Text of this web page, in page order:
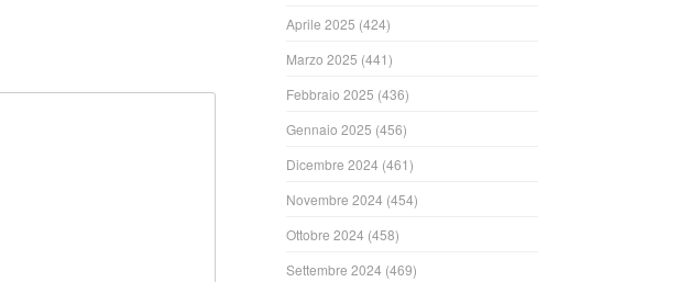
Aprile 2025 (424)
Marzo 2025 (441)
Febbraio 2025 (436)
Gennaio 2025 (456)
Dicembre 2024 (461)
Novembre 2024 (454)
Ottobre 2024 (458)
Settembre 2024 (469)